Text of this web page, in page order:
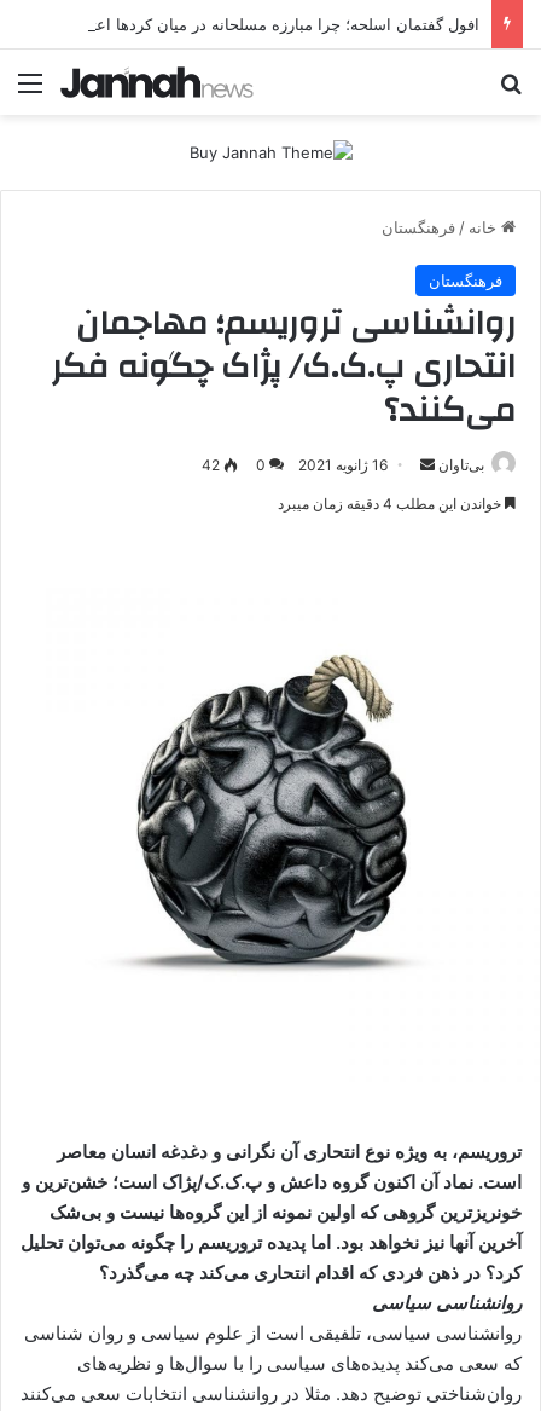
خانه / فرهنگستان
فرهنگستان
روانشناسی تروریسم؛ مهاجمان
انتحاری پ.ک.ک/ پژاک چگونه فکر
می‌کنند؟
بی‌تاوان
ر
16 ژانویه 2021 0
42
خواندن این مطلب 4 دقیقه زمان میبرد
تروریسم، به ویژه نوع انتحاری آن نگرانی و دغدغه انسان معاصر
است. نماد آن اکنون گروه داعش و پ.ک.ک/پژاک است؛ خشن‌ترین و
خونریزترین گروهی که اولین نمونه از این گروه‌ها نیست و بی‌شک
آخرین آنها نیز نخواهد بود. اما پدیده تروریسم را چگونه می‌توان تحلیل
کرد؟ در ذهن فردی که اقدام انتحاری می‌کند چه می‌گذرد؟
روانشناسی سیاسی
روانشناسی سیاسی، تلفیقی است از علوم سیاسی و روان شناسی
که سعی می‌کند پدیده‌های سیاسی را با سوال‌ها و نظریه‌های
روان‌شناختی توضیح دهد. مثلا در روانشناسی انتخابات سعی می‌کنند